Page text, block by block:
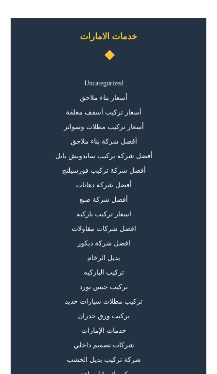
خدمات الامارات
Uncategorized
أسعار بناء ملاحق
أسعار تركيب أسقف معلقة
أسعار تركيب مظلات وسواتر
أفضل شركة بناء ملاحق
أفضل شركة تركيب ساندوتش بانل
أفضل شركة تركيب فورسيلنج
أفضل شركة دهانات
أفضل شركة صبغ
اسعار تركيب باركيه
افضل شركات مقاولات
افضل شركة ديكور
بديل الرخام
تركيب الباركيه
تركيب جبس بورد
تركيب مظلات سيارات حديد
تركيب ورق جدران
خدمات الإمارات
شركات تصميم داخلي
شركة تركيب بديل الخشب